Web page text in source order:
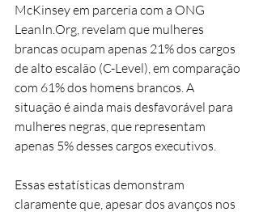
McKinsey em parceria com a ONG
LeanIn.Org, revelam que mulheres
brancas ocupam apenas 21% dos cargos
de alto escalão (C-Level), em comparação
com 61% dos homens brancos. A
situação é ainda mais desfavorável para
mulheres negras, que representam
apenas 5% desses cargos executivos.
Essas estatísticas demonstram
claramente que, apesar dos avanços nos